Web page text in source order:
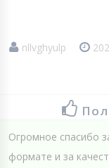
nllvghyulp
Огромное спасибо
формате и за